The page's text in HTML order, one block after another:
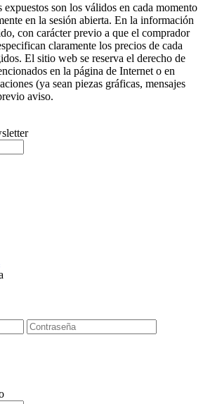
son los válidos en cada momento
en la sesión abierta. En la información
con carácter previo a que el comprador
claramente los precios de cada
El sitio web se reserva el derecho de
en la página de Internet o en
(ya sean piezas gráficas, mensajes
aviso.